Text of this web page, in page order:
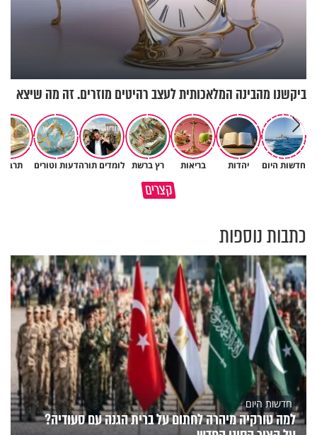
ביקשנו מהבינה המלאכותית לעצב רהיטים מוזרים. זה מה שיצא
חדשות היום יהדות בריאות רץ ברשת לומדים תורהדעות וטורים
קצרים
במבט לאחור - האם התקופה
איך ייתכן שיש אנשים שיודעים
שהתורה אמת, ובכל זאת לא
כתבות נוספות
חדשות היום
למה טורקיה מיהרה לחתום על ברית הגנה עם סעודיה?